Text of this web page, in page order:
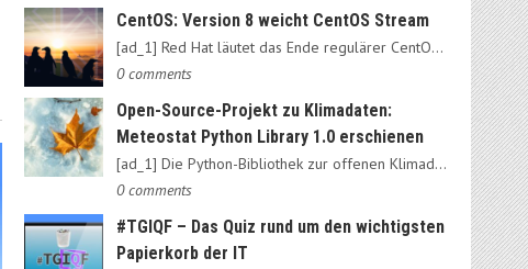
CentOS: Version 8 weicht CentOS Stream
[ad_1] Red Hat läutet das Ende regulärer CentOS-Ausgaben ein:…
0 comments
Open-Source-Projekt zu Klimadaten:
Meteostat Python Library 1.0 erschienen
[ad_1] Die Python-Bibliothek zur offenen Klimadatenbank Meteostat…
0 comments
#TGIQF – Das Quiz rund um den wichtigsten
Papierkorb der IT